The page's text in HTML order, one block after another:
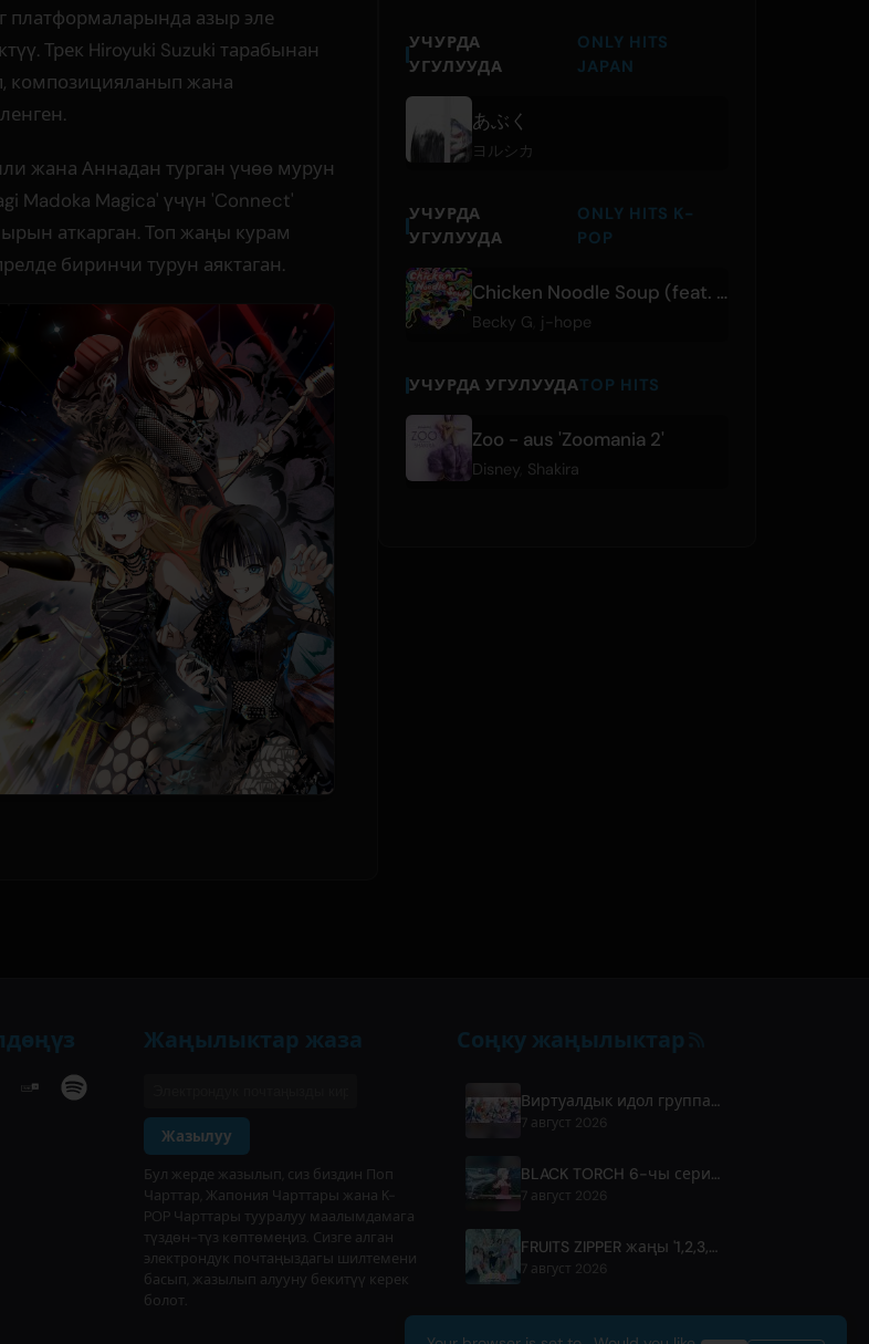
платформаларында азыр эле
Трек Hiroyuki Suzuki тарабынан
композицияланып жана
жана Аннадан турган үчөө мурун
Madoka Magica' үчүн 'Connect'
аткарган. Топ жаңы курам
биринчи турун аяктаган.
УЧУРДА
УГУЛУУДА
ONLY HITS
JAPAN
あぶく
ヨルシカ
УЧУРДА
УГУЛУУДА
ONLY HITS K-
POP
Chicken Noodle Soup (feat. Becky G)
Becky G j-hope
УЧУРДА УГУЛУУДАTOP HITS
Zoo - aus 'Zoomania 2'
Disney Shakira
Жаңылыктар жаза
Жазылуу
Бул жерде жазылып, сиз биздин Поп
Чарттар, Жапония Чарттары жана K-
POP Чарттары тууралуу маалымдамага
түздөн-түз көптөмеңиз. Сизге алган
электрондук почтаңыздагы шилтемени
басып, жазылып алууну бекитүү керек
болот.
Соңку жаңылыктар
Виртуалдык идол группасы FouRTe Project 'ALL IN' альбому менен дебют жасады, продюсери m-flo'нун ☆Taku Takahashi
7 август 2026
BLACK TORCH 6-чы сериясынын алдын ала көрүнүшү жана көрсөтүү маалыматтары
7 август 2026
FRUITS ZIPPER жаңы '1,2,3,FOOOOUR' ырын чыгарды
7 август 2026